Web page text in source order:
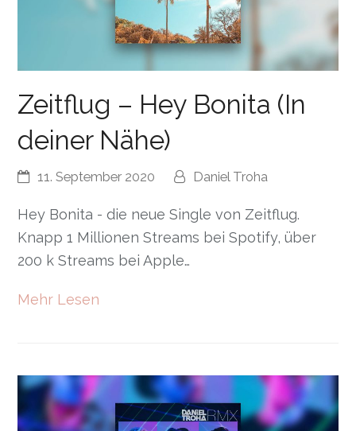
Zeitflug – Hey Bonita (In
deiner Nähe)
11. September 2020 Daniel Troha
Hey Bonita - die neue Single von Zeitflug.
Knapp 1 Millionen Streams bei Spotify, über
200 k Streams bei Apple…
Mehr Lesen